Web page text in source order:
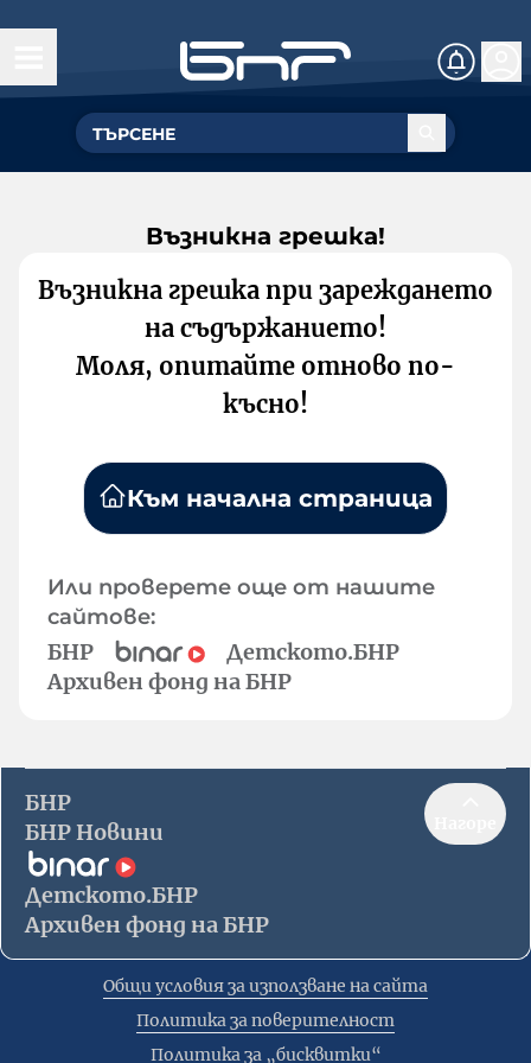
Възникна грешка!
Възникна грешка при зареждането
на съдържанието!
Моля, опитайте отново по-
късно!
Към начална страница
Или проверете още от нашите
сайтове:
БНР
Детското.БНР
Архивен фонд на БНР
БНР
БНР Новини
Детското.БНР
Архивен фонд на БНР
Общи условия за използване на сайта
Политика за поверителност
Политика за „бисквитки“